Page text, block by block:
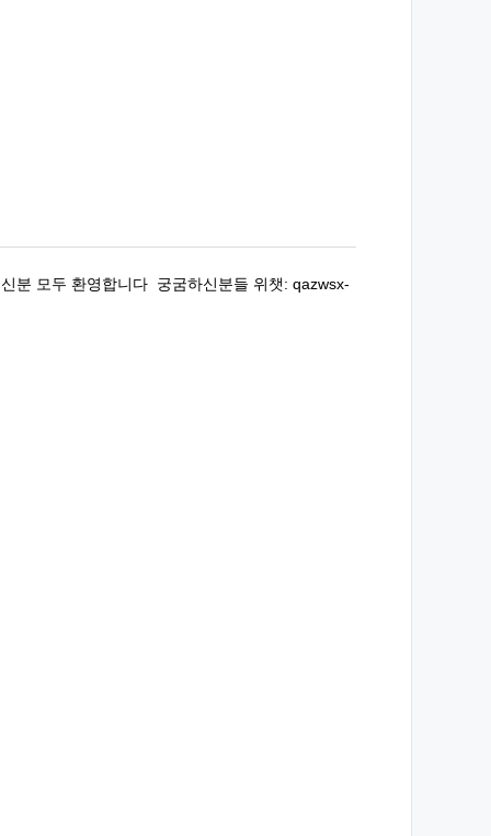
분 모두 환영합니다 궁굼하신분들 위챗: qazwsx-